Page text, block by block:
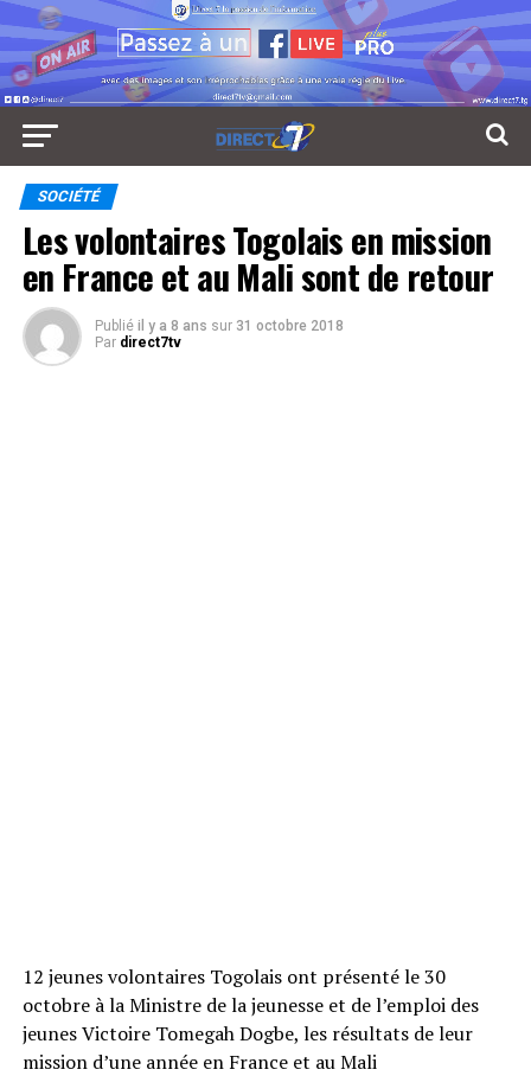
SOCIÉTÉ
Les volontaires Togolais en mission
en France et au Mali sont de retour
Publié il y a 8 ans sur 31 octobre 2018
Par direct7tv
12 jeunes volontaires Togolais ont présenté le 30
octobre à la Ministre de la jeunesse et de l’emploi des
jeunes Victoire Tomegah Dogbe, les résultats de leur
mission d’une année en France et au Mali